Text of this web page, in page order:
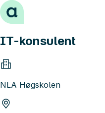
Hopp til innhold
IT-konsulent
NLA Høgskolen